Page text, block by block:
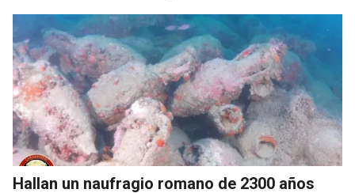
Hallan un naufragio romano de 2300 años